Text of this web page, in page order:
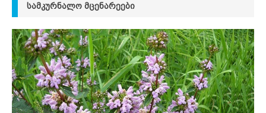
ᲡᲐᲛᲙᲣᲠᲜᲐᲚᲝ ᲛᲪᲔᲜᲐᲠᲔᲔᲑᲘ